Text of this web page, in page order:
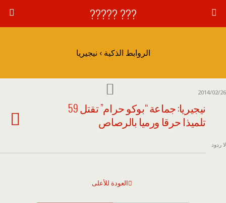
??? ?????
الروابط الذكية › نيجيريا
2014/02/26
نيجيريا: جماعة “بوكو حرام” تقتل 59
تلميذا حرقا ورميا بالرصاص
لا ردود
العودة للأعلى